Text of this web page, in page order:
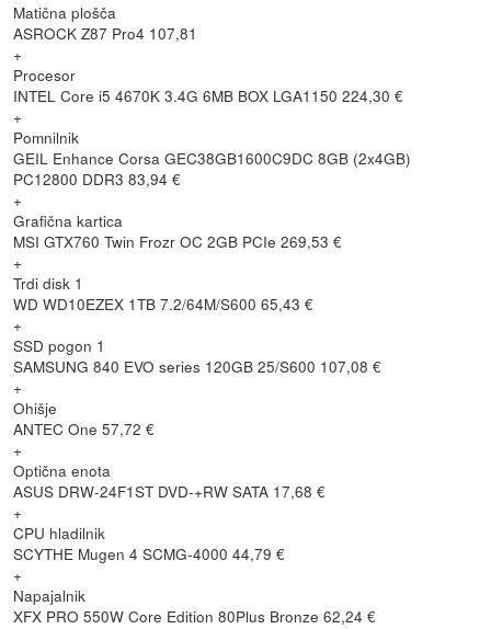
Matična plošča
ASROCK Z87 Pro4 107,81
+
Procesor
INTEL Core i5 4670K 3.4G 6MB BOX LGA1150 224,30 €
+
Pomnilnik
GEIL Enhance Corsa GEC38GB1600C9DC 8GB (2x4GB)
PC12800 DDR3 83,94 €
+
Grafična kartica
MSI GTX760 Twin Frozr OC 2GB PCIe 269,53 €
+
Trdi disk 1
WD WD10EZEX 1TB 7.2/64M/S600 65,43 €
+
SSD pogon 1
SAMSUNG 840 EVO series 120GB 25/S600 107,08 €
+
Ohišje
ANTEC One 57,72 €
+
Optična enota
ASUS DRW-24F1ST DVD-+RW SATA 17,68 €
+
CPU hladilnik
SCYTHE Mugen 4 SCMG-4000 44,79 €
+
Napajalnik
XFX PRO 550W Core Edition 80Plus Bronze 62,24 €